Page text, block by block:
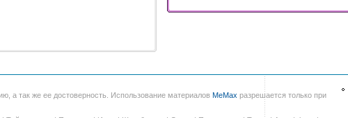
а так же ее достоверность. Использование материалов MeMax разрешается только при